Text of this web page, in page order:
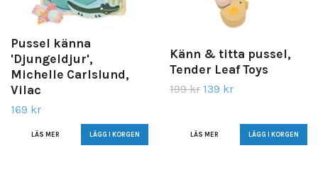
Pussel känna
'Djungeldjur',
Michelle Carlslund,
Vilac
169 kr
LÄS MER
Känn & titta pussel,
Tender Leaf Toys
199 kr 139 kr
LÄS MER